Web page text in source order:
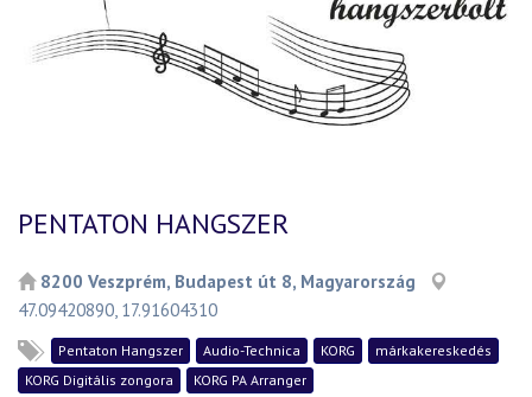
PENTATON HANGSZER
8200 Veszprém, Budapest út 8, Magyarország
47.09420890, 17.91604310
Pentaton Hangszer Audio-Technica KORG
márkakereskedés
KORG Digitális zongora
KORG PA Arranger